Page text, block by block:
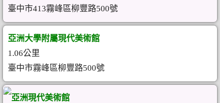
臺中市413霧峰區柳豐路500號
亞洲大學附屬現代美術館
1.06公里
臺中市霧峰區柳豐路500號
亞洲現代美術館